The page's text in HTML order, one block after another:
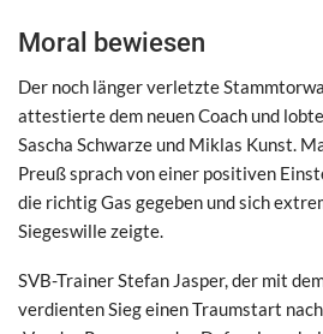
Moral bewiesen
Der noch länger verletzte
attestierte dem neuen Coach und
Sascha Schwarze und Miklas Kunst.
Preuß sprach von einer positiven
die richtig Gas gegeben und sich
Siegeswille zeigte.
SVB-Trainer Stefan Jasper, der mit
verdienten Sieg einen Traumstart